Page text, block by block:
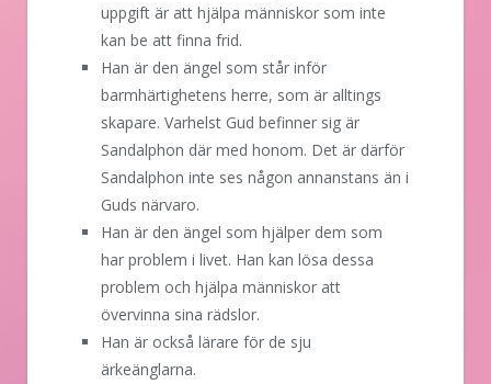
uppgift är att hjälpa människor som inte
kan be att finna frid.
Han är den ängel som står inför
barmhärtighetens herre, som är alltings
skapare. Varhelst Gud befinner sig är
Sandalphon där med honom. Det är därför
Sandalphon inte ses någon annanstans än i
Guds närvaro.
Han är den ängel som hjälper dem som
har problem i livet. Han kan lösa dessa
problem och hjälpa människor att
övervinna sina rädslor.
Han är också lärare för de sju
ärkeänglarna.